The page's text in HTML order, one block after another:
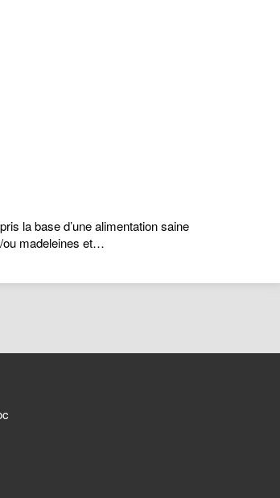
la base d’une alimentation saine
ou madeleines et…